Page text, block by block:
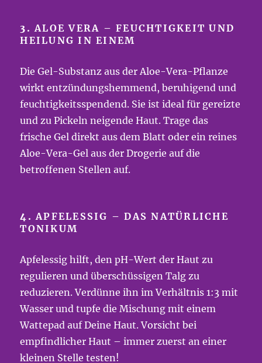
3.ALOE VERA – FEUCHTIGKEIT UND
HEILUNG IN EINEM
Die Gel-Substanz aus der Aloe-Vera-Pflanze
wirkt entzündungshemmend, beruhigend und
feuchtigkeitsspendend. Sie ist ideal für gereizte
und zu Pickeln neigende Haut. Trage das
frische Gel direkt aus dem Blatt oder ein reines
Aloe-Vera-Gel aus der Drogerie auf die
betroffenen Stellen auf.
4.APFELESSIG – DAS NATÜRLICHE
TONIKUM
Apfelessig hilft, den pH-Wert der Haut zu
regulieren und überschüssigen Talg zu
reduzieren. Verdünne ihn im Verhältnis 1:3 mit
Wasser und tupfe die Mischung mit einem
Wattepad auf Deine Haut. Vorsicht bei
empfindlicher Haut – immer zuerst an einer
kleinen Stelle testen!